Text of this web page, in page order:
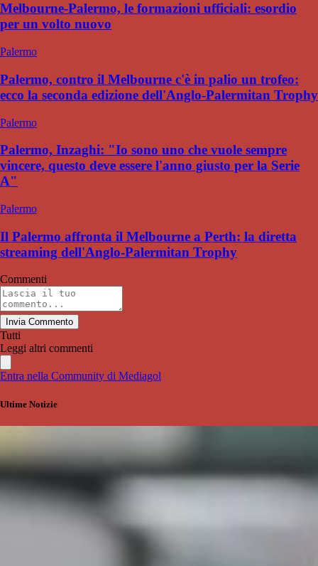
Melbourne-Palermo, le formazioni ufficiali: esordio
per un volto nuovo
Palermo
Palermo, contro il Melbourne c'è in palio un trofeo:
ecco la seconda edizione dell'Anglo-Palermitan Trophy
Palermo
Palermo, Inzaghi: "Io sono uno che vuole sempre
vincere, questo deve essere l'anno giusto per la Serie
A"
Palermo
Il Palermo affronta il Melbourne a Perth: la diretta
streaming dell'Anglo-Palermitan Trophy
Commenti
Invia Commento
Tutti
Leggi altri commenti
Entra nella Community di Mediagol
Ultime Notizie